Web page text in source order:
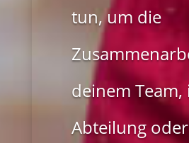
tun, um die
deinem
Abteilung